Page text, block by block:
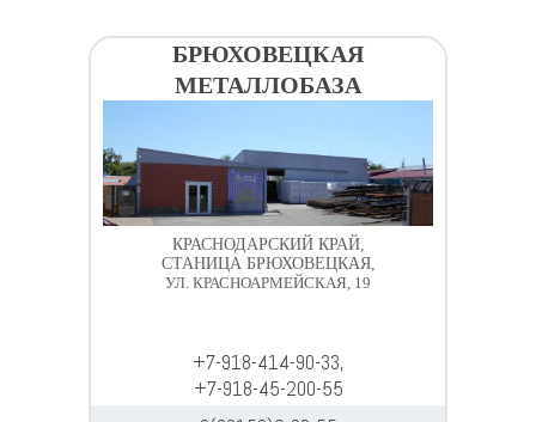
БРЮХОВЕЦКАЯ
МЕТАЛЛОБАЗА
КРАСНОДАРСКИЙ КРАЙ,
СТАНИЦА БРЮХОВЕЦКАЯ,
УЛ. КРАСНОАРМЕЙСКАЯ, 19
+7-918-414-90-33,
+7-918-45-200-55